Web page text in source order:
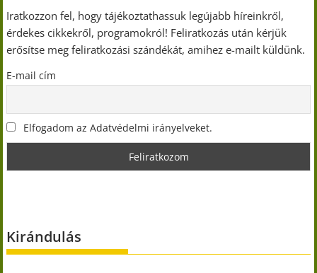
Iratkozzon fel, hogy tájékoztathassuk legújabb híreinkről,
érdekes cikkekről, programokról! Feliratkozás után kérjük
erősítse meg feliratkozási szándékát, amihez e-mailt küldünk.
E-mail cím
Elfogadom az Adatvédelmi irányelveket.
Kirándulás